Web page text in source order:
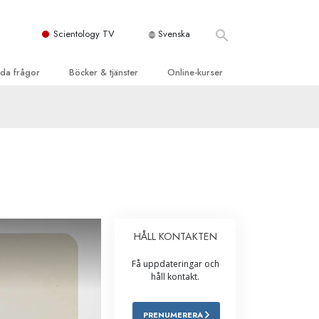
Scientology TV Svenska
frågor
organisationer
Böcker & tjänster
tjänster
Online-kurser
Integritet och ärlighetHÅLL KONTAKTEN
Få uppdateringar och
håll kontakt.
PRENUMERERA